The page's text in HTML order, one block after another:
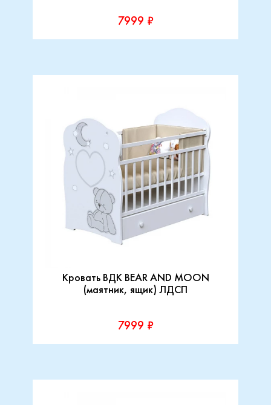
7999 ₽
Кровать ВДК BEAR AND MOON
(маятник, ящик) ЛДСП
7999 ₽